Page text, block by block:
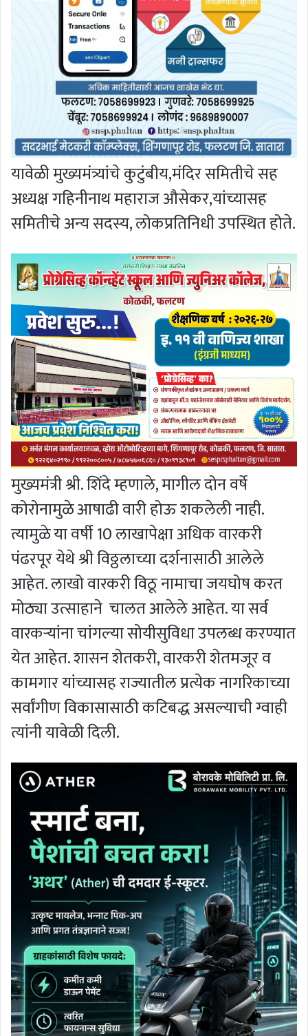
यावेळी मुख्यमंत्र्यांचे कुटुंबीय,मंदिर समितीचे सह
अध्यक्ष गहिनीनाथ महाराज औसेकर,यांच्यासह
समितीचे अन्य सदस्य, लोकप्रतिनिधी उपस्थित होते.
मुख्यमंत्री श्री. शिंदे म्हणाले, मागील दोन वर्षे
कोरोनामुळे आषाढी वारी होऊ शकलेली नाही.
त्यामुळे या वर्षी 10 लाखापेक्षा अधिक वारकरी
पंढरपूर येथे श्री विठ्ठलाच्या दर्शनासाठी आलेले
आहेत. लाखो वारकरी विठू नामाचा जयघोष करत
मोठ्या उत्साहाने चालत आलेले आहेत. या सर्व
वारकऱ्यांना चांगल्या सोयीसुविधा उपलब्ध करण्यात
येत आहेत. शासन शेतकरी, वारकरी शेतमजूर व
कामगार यांच्यासह राज्यातील प्रत्येक नागरिकाच्या
सर्वांगीण विकासासाठी कटिबद्ध असल्याची ग्वाही
त्यांनी यावेळी दिली.